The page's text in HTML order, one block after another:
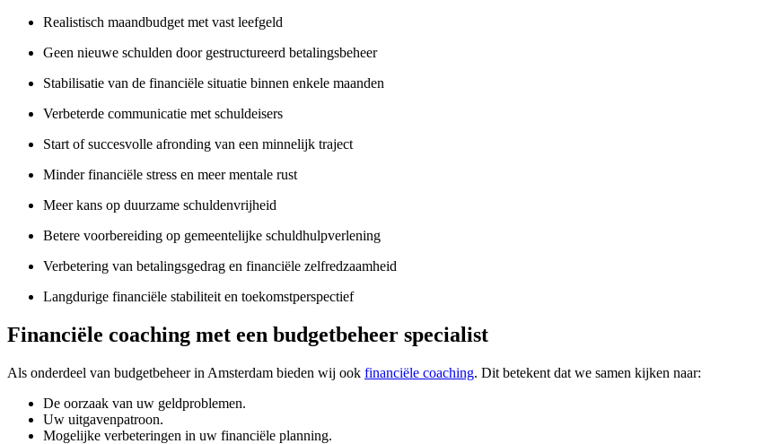
Realistisch maandbudget met vast leefgeld
Geen nieuwe schulden door gestructureerd betalingsbeheer
Stabilisatie van de financiële situatie binnen enkele maanden
Verbeterde communicatie met schuldeisers
Start of succesvolle afronding van een minnelijk traject
Minder financiële stress en meer mentale rust
Meer kans op duurzame schuldenvrijheid
Betere voorbereiding op gemeentelijke schuldhulpverlening
Verbetering van betalingsgedrag en financiële zelfredzaamheid
Langdurige financiële stabiliteit en toekomstperspectief
Financiële coaching met een budgetbeheer specialist
Als onderdeel van budgetbeheer in Amsterdam bieden wij ook financiële coaching. Dit betekent dat we samen kijken naar:
De oorzaak van uw geldproblemen.
Uw uitgavenpatroon.
Mogelijke verbeteringen in uw financiële planning.